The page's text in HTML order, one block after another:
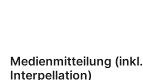
Medienmitteilung (inkl.
Interpellation)